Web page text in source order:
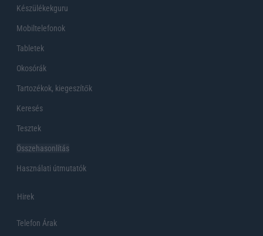
Készülékekguru
Mobiltelefonok
Tabletek
Okosórák
Tartozékok, kiegeszítők
Keresés
Tesztek
Összehasonlítás
Használati útmutatók
Hirek
Telefon Árak